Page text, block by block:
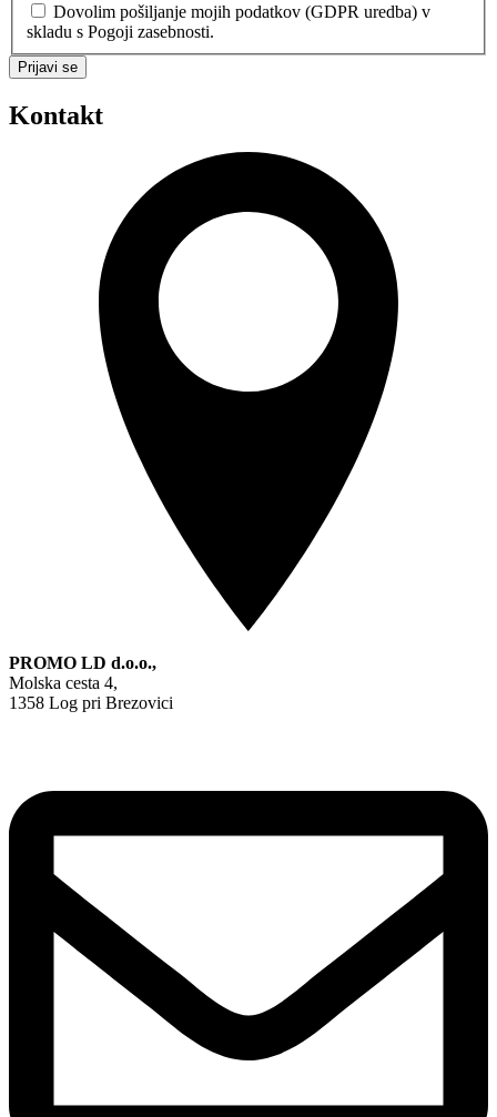
Dovolim pošiljanje mojih podatkov (GDPR uredba) v
skladu s Pogoji zasebnosti.
Prijavi se
Kontakt
PROMO LD d.o.o.,
Molska cesta 4,
1358 Log pri Brezovici